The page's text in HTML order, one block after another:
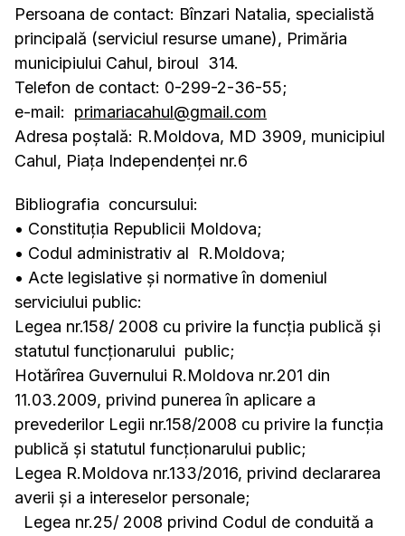
Persoana de contact: Bînzari Natalia, specialistă
principală (serviciul resurse umane), Primăria
municipiului Cahul, biroul 314.
Telefon de contact: 0-299-2-36-55;
e-mail: primariacahul@gmail.com
Adresa poştală: R.Moldova, MD 3909, municipiul
Cahul, Piaţa Independenţei nr.6
Bibliografia concursului:
• Constituţia Republicii Moldova;
• Codul administrativ al R.Moldova;
• Acte legislative și normative în domeniul
serviciului public:
Legea nr.158/ 2008 cu privire la funcţia publică şi
statutul funcţionarului public;
Hotărîrea Guvernului R.Moldova nr.201 din
11.03.2009, privind punerea în aplicare a
prevederilor Legii nr.158/2008 cu privire la funcţia
publică şi statutul funcţionarului public;
Legea R.Moldova nr.133/2016, privind declararea
averii şi a intereselor personale;
Legea nr.25/ 2008 privind Codul de conduită a